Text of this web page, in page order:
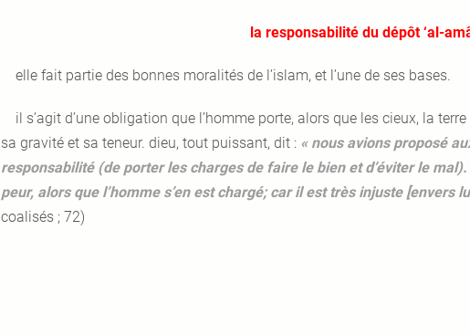
la responsabilité du dépôt ‘al-
elle fait partie des bonnes moralités de l’islam, et l’une de ses bases.
il s’agit d’une obligation que l’homme porte, alors que les cieux, la
sa gravité et sa teneur. dieu, tout puissant, dit : « nous avions proposé
responsabilité (de porter les charges de faire le bien et d’éviter le
peur, alors que l’homme s’en est chargé; car il est très injuste [envers
coalisés ; 72)